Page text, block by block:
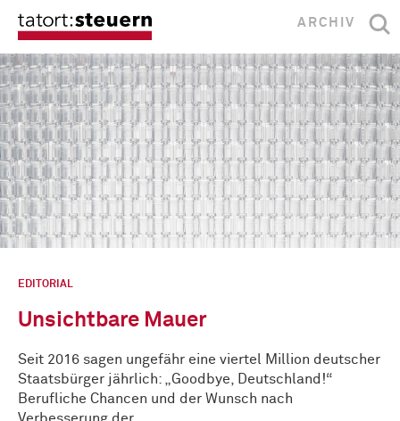
ARCHIV
EDITORIAL
Unsichtbare Mauer
Seit 2016 sagen ungefähr eine viertel Million deutscher
Staatsbürger jährlich: „Goodbye, Deutschland!“
Berufliche Chancen und der Wunsch nach
Verbesserung der …